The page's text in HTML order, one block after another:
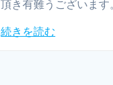
頂き有難うございま
続きを読む